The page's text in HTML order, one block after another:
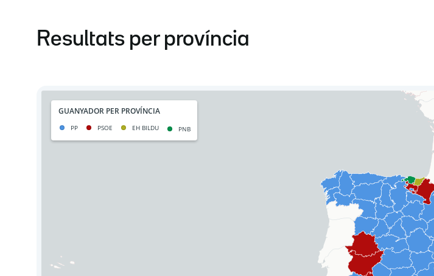
Resultats per província